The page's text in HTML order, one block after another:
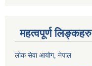
महत्वपूर्ण लिङ्कहरु
लोक सेवा आयोग, नेपाल